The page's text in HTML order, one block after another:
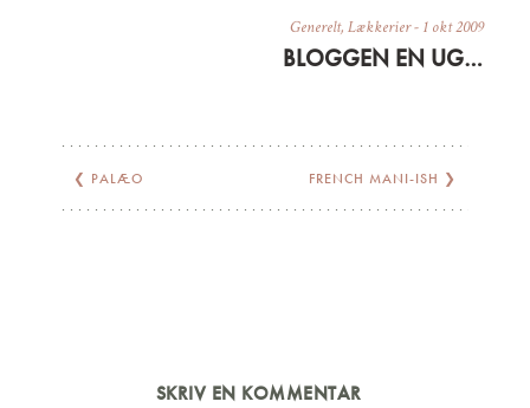
Generelt, Lækkerier- 1 okt 2009
BLOGGEN EN UGE GAMMEL + GRØN MORGENMAD
❮ PALÆO FRENCH MANI-ISH ❯
SKRIV EN KOMMENTAR